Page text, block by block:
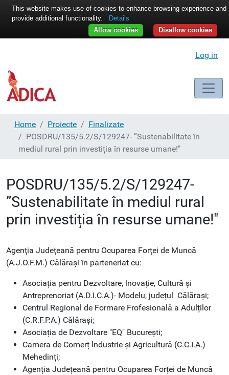
Log in
Home Proiecte
Finalizate
POSDRU/135/5.2/S/129247- ”Sustenabilitate în
mediul rural prin investiția în resurse umane!"
POSDRU/135/5.2/S/129247-
”Sustenabilitate în mediul rural
prin investiția în resurse umane!"
Agenţia Judeţeană pentru Ocuparea Forţei de Muncă
(A.J.O.F.M.) Călărașiîn parteneriat cu:
Asociația pentru Dezvoltare, lnovație, Cultură și
Antreprenoriat (A.D.I.C.A.)- Modelu, județul Călărași;
Centrul Regional de Formare Frofesională a Adulților
(C.R.F.P.A.) Călărași;
Asociația de Dezvoltare "EQ" București;
Camera de Comerț lndustrie și Agricultură (C.C.I.A.)
Mehedinți;
Agenția Județeană pentru Ocuparea Forței de Muncă
This website makes use of cookies to enhance browsing experience and
provide additional functionality.
Details
Disallow cookies
Allow cookies